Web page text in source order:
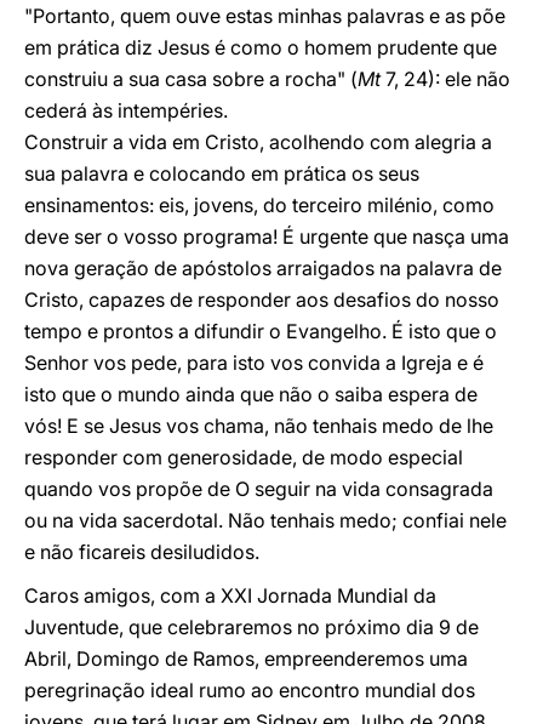
"Portanto, quem ouve estas minhas palavras e as põe
em prática diz Jesus é como o homem prudente que
construiu a sua casa sobre a rocha" (Mt7, 24): ele não
cederá às intempéries.
Construir a vida em Cristo, acolhendo com alegria a
sua palavra e colocando em prática os seus
ensinamentos: eis, jovens, do terceiro milénio, como
deve ser o vosso programa! É urgente que nasça uma
nova geração de apóstolos arraigados na palavra de
Cristo, capazes de responder aos desafios do nosso
tempo e prontos a difundir o Evangelho. É isto que o
Senhor vos pede, para isto vos convida a Igreja e é
isto que o mundo ainda que não o saiba espera de
vós! E se Jesus vos chama, não tenhais medo de lhe
responder com generosidade, de modo especial
quando vos propõe de O seguir na vida consagrada
ou na vida sacerdotal. Não tenhais medo; confiai nele
e não ficareis desiludidos.
Caros amigos, com a XXI Jornada Mundial da
Juventude, que celebraremos no próximo dia 9 de
Abril, Domingo de Ramos, empreenderemos uma
peregrinação ideal rumo ao encontro mundial dos